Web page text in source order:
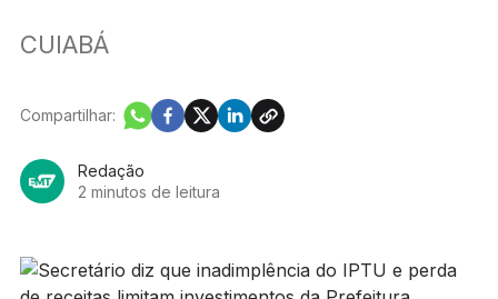
CUIABÁ
Redação
2 minutos de leitura
Compartilhar: